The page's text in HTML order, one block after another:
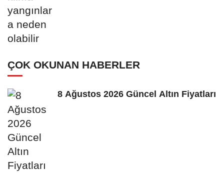
ÇOK OKUNAN HABERLER
8 Ağustos 2026 Güncel Altın Fiyatları